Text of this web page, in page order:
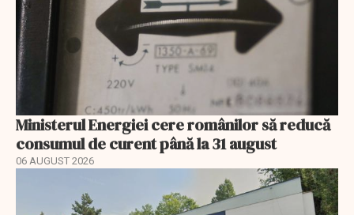
Ministerul Energiei cere românilor să reducă
consumul de curent până la 31 august
06 AUGUST 2026